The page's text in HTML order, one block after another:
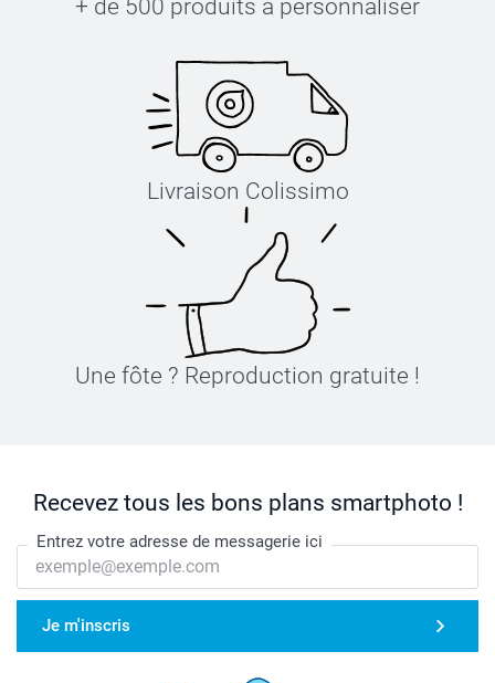
+ de 500 produits à personnaliser
Livraison Colissimo
Une fôte ? Reproduction gratuite !
Recevez tous les bons plans smartphoto !
Entrez votre adresse de messagerie ici
Je m'inscris